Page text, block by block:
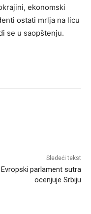
ekonomski
ostati mrlja na licu
se u saopštenju.
Sledeći tekst
Evropski parlament sutra
ocenjuje Srbiju